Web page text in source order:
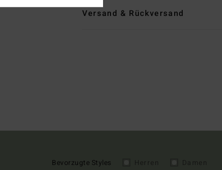
Versand & Rückversand
Bevorzugte Styles